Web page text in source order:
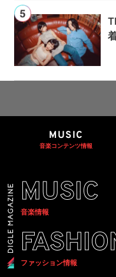
MUSIC
音楽コンテンツ情報
MUSIC
音楽情報
ファッション情報